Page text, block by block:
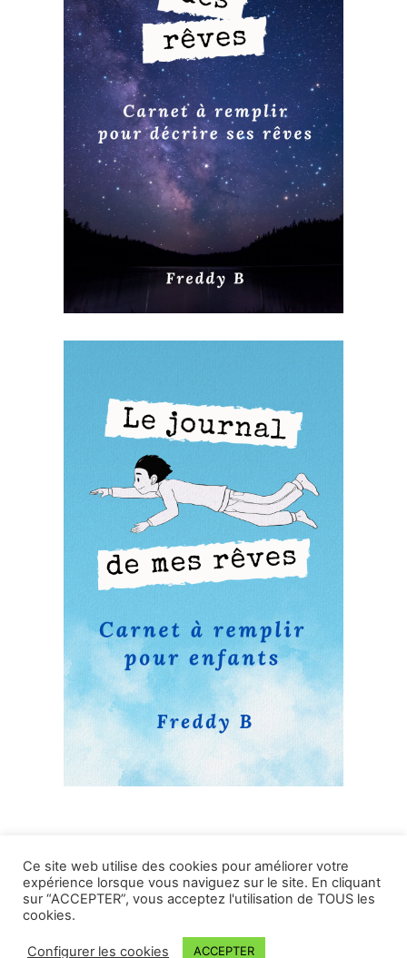
Ce site web utilise des cookies pour améliorer votre
expérience lorsque vous naviguez sur le site. En cliquant
sur “ACCEPTER”, vous acceptez l'utilisation de TOUS les
cookies.
Configurer les cookies ACCEPTER